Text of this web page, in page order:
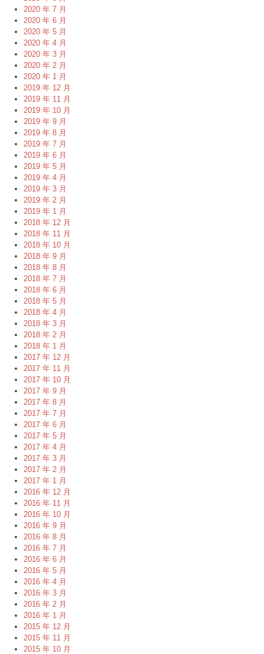
2020 年 7 月
2020 年 6 月
2020 年 5 月
2020 年 4 月
2020 年 3 月
2020 年 2 月
2020 年 1 月
2019 年 12 月
2019 年 11 月
2019 年 10 月
2019 年 9 月
2019 年 8 月
2019 年 7 月
2019 年 6 月
2019 年 5 月
2019 年 4 月
2019 年 3 月
2019 年 2 月
2019 年 1 月
2018 年 12 月
2018 年 11 月
2018 年 10 月
2018 年 9 月
2018 年 8 月
2018 年 7 月
2018 年 6 月
2018 年 5 月
2018 年 4 月
2018 年 3 月
2018 年 2 月
2018 年 1 月
2017 年 12 月
2017 年 11 月
2017 年 10 月
2017 年 9 月
2017 年 8 月
2017 年 7 月
2017 年 6 月
2017 年 5 月
2017 年 4 月
2017 年 3 月
2017 年 2 月
2017 年 1 月
2016 年 12 月
2016 年 11 月
2016 年 10 月
2016 年 9 月
2016 年 8 月
2016 年 7 月
2016 年 6 月
2016 年 5 月
2016 年 4 月
2016 年 3 月
2016 年 2 月
2016 年 1 月
2015 年 12 月
2015 年 11 月
2015 年 10 月